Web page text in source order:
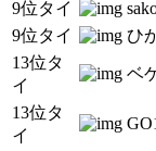
9位タイ
9位タイ
ひ
13位タ
イ
ベ
13位タ
イ